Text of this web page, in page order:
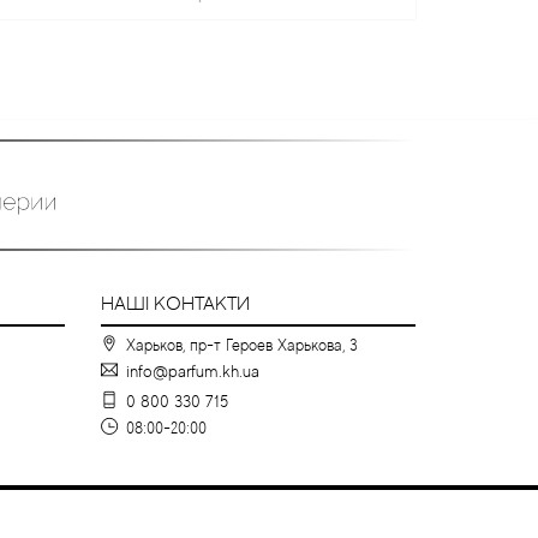
НАШІ КОНТАКТИ
Харьков, пр-т Героев Харькова, 3
info@parfum.kh.ua
0 800 330 715
08:00-20:00